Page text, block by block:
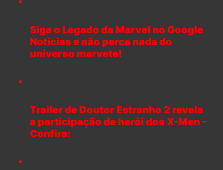
Siga o Legado da Marvel no Google
Notícias e não perca nada do
universo marvete!
Trailer de Doutor Estranho 2 revela
a participação de herói dos X-Men –
Confira: